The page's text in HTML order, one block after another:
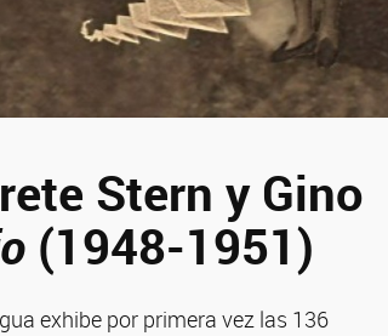
Stern y Gino
(1948-1951)
exhibe por primera vez las 136